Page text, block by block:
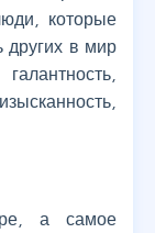
которые
других в мир
а самое